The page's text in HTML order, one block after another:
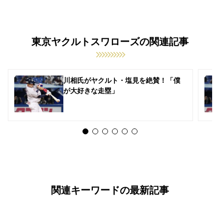
東京ヤクルトスワローズの関連記事
川相氏がヤクルト・塩見を絶賛！「僕
が大好きな走塁」
関連キーワードの最新記事